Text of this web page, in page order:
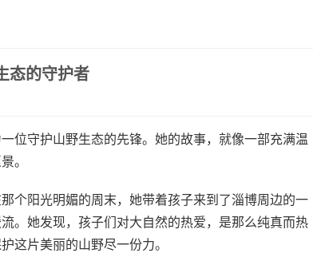
态的守护者
位守护山野生态的先锋。她的故事，就像一部充满温
。
阳光明媚的周末，她带着孩子来到了淄博周边的一
。她发现，孩子们对大自然的热爱，是那么纯真而热
这片美丽的山野尽一份力。